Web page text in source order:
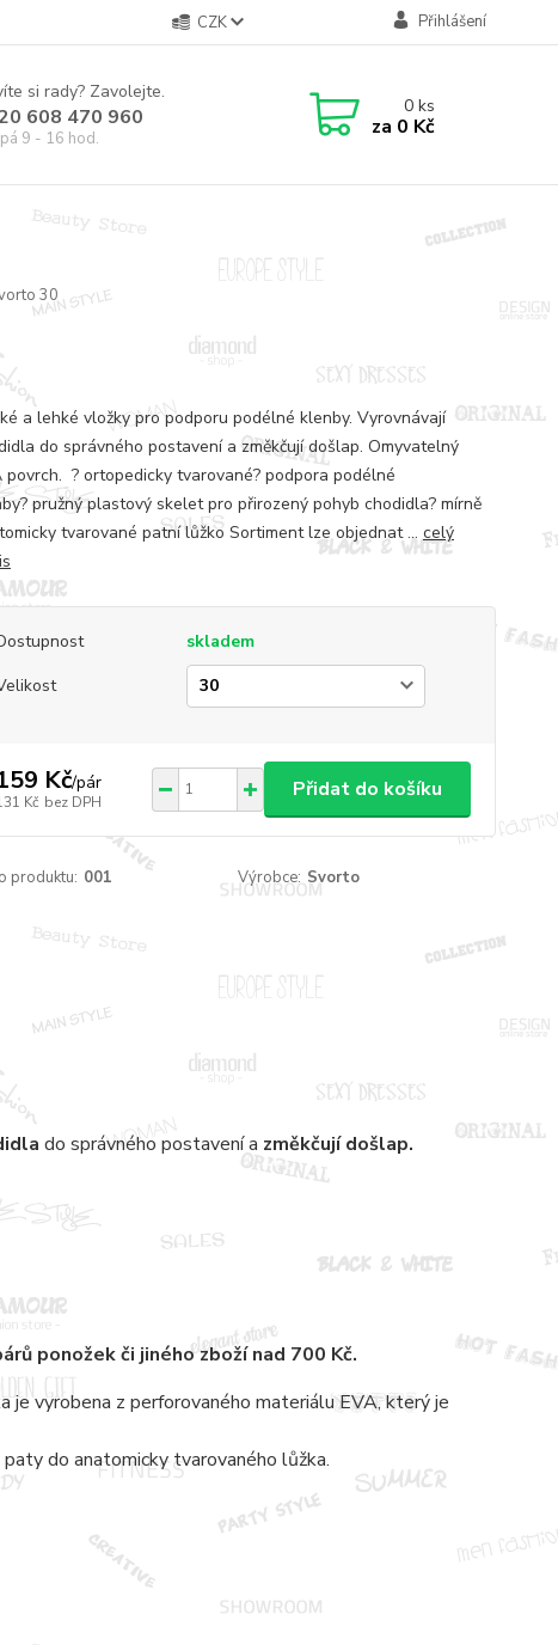
CZK Přihlášení
si rady? Zavolejte.
608 470 960
9 - 16 hod.
0ks
za 0 Kč
30
a lehké vložky pro podporu podélné klenby. Vyrovnávají
do správného postavení a změkčují došlap. Omyvatelný
povrch. ? ortopedicky tvarované? podpora podélné
pružný plastový skelet pro přirozený pohyb chodidla? mírně
tvarované patní lůžko Sortiment lze objednat ... celý
skladem
Kč/pár
Kč bez DPH
Přidat do košíku
produktu: 001 Výrobce: Svorto
do správného postavení a změkčujídošlap.
ponožek či jiného zboží nad 700 Kč.
vyrobena z perforovaného materiálu EVA, který je
do anatomicky tvarovaného lůžka.